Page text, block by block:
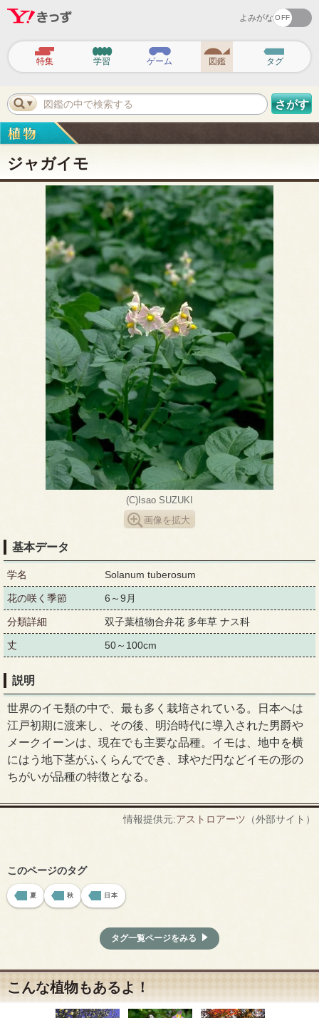
よみがな
ビ
ゲ
ー
シ
ョ
ン
特集 学習 ゲーム 図鑑 タグ
図鑑の中で検索する さがす
ジャガイモ
(C)Isao SUZUKI
画像を拡大
基本データ
学名 Solanum tuberosum
花の咲く季節 6～9月
分類詳細 双子葉植物合弁花 多年草 ナス科
丈 50～100cm
説明
世界のイモ類の中で、最も多く栽培されている。日本へは
江戸初期に渡来し、その後、明治時代に導入された男爵や
メークイーンは、現在でも主要な品種。イモは、地中を横
にはう地下茎がふくらんででき、球やだ円などイモの形の
ちがいが品種の特徴となる。
情報提供元:アストロアーツ （外部サイト）
このページのタグ
夏 秋 日本
タグ一覧ページをみる
こんな植物もあるよ！